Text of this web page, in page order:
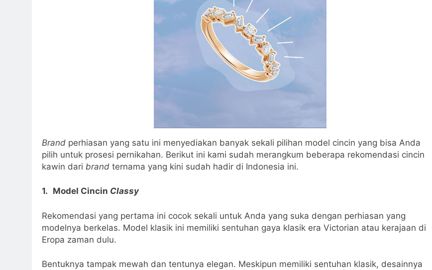
Brand perhiasan yang satu ini menyediakan banyak sekali pilihan model cincin yang bisa Anda
pilih untuk prosesi pernikahan. Berikut ini kami sudah merangkum beberapa rekomendasi cincin
kawin dari brand ternama yang kini sudah hadir di Indonesia ini.
1. Model Cincin Classy
Rekomendasi yang pertama ini cocok sekali untuk Anda yang suka dengan perhiasan yang
modelnya berkelas. Model klasik ini memiliki sentuhan gaya klasik era Victorian atau kerajaan di
Eropa zaman dulu.
Bentuknya tampak mewah dan tentunya elegan. Meskipun memiliki sentuhan klasik, desainnya